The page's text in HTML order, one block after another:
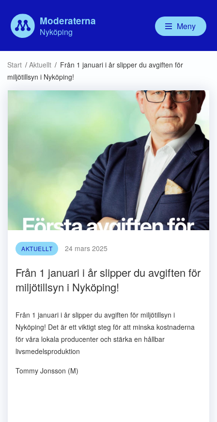
Moderaterna
Nyköping
Kommunfullmäktige
Kommunstyrelsen
Nämnder
Debatt
Valbudskap
Meny
Start / Aktuellt / Från 1 januari i år slipper du avgiften för
miljötillsyn i Nyköping!
AKTUELLT 24 mars 2025
Från 1 januari i år slipper du avgiften för
miljötillsyn i Nyköping!
Från 1 januari i år slipper du avgiften för miljötillsyn i
Nyköping! Det är ett viktigt steg för att minska kostnaderna
för våra lokala producenter och stärka en hållbar
livsmedelsproduktion
Tommy Jonsson (M)